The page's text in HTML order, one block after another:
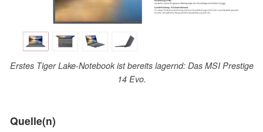
Erstes Tiger Lake-Notebook ist bereits lagernd: Das MSI Prestige
14 Evo.
Quelle(n)